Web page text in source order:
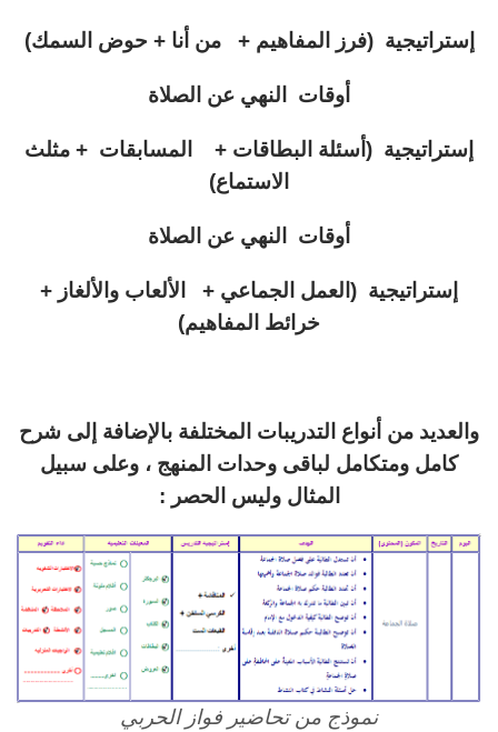
إستراتيجية (فرز المفاهيم + من أنا + حوض السمك)
أوقات النهي عن الصلاة
إستراتيجية (أسئلة البطاقات + المسابقات + مثلث
الاستماع)
أوقات النهي عن الصلاة
إستراتيجية (العمل الجماعي + الألعاب والألغاز +
خرائط المفاهيم)
والعديد من أنواع التدريبات المختلفة بالإضافة إلى شرح
كامل ومتكامل لباقى وحدات المنهج ، وعلى سبيل
المثال وليس الحصر :
نموذج من تحاضير فواز الحربي